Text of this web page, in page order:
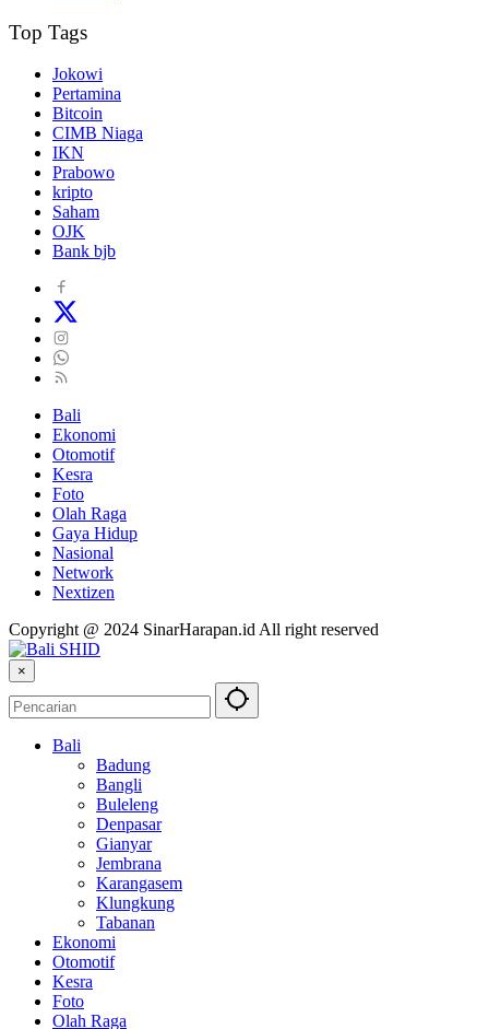
Top Tags
Jokowi
Pertamina
Bitcoin
CIMB Niaga
IKN
Prabowo
kripto
Saham
OJK
Bank bjb
Bali
Ekonomi
Otomotif
Kesra
Foto
Olah Raga
Gaya Hidup
Nasional
Network
Nextizen
Copyright @ 2024 SinarHarapan.id All right reserved
×
Bali
Badung
Bangli
Buleleng
Denpasar
Gianyar
Jembrana
Karangasem
Klungkung
Tabanan
Ekonomi
Otomotif
Kesra
Foto
Olah Raga